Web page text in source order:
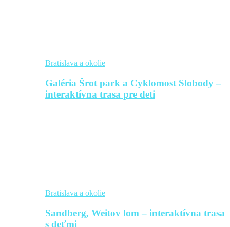
Bratislava a okolie
Galéria Šrot park a Cyklomost Slobody –
interaktívna trasa pre deti
Bratislava a okolie
Sandberg, Weitov lom – interaktívna trasa
s deťmi